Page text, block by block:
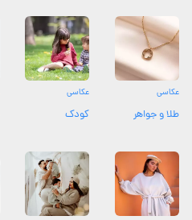
عکاسی
طلا و جواهر
عکاسی
کودک